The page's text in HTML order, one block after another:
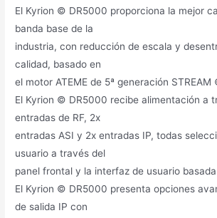
El Kyrion © DR5000 proporciona la mejor
banda base de la
industria, con reducción de escala y
calidad, basado en
el motor ATEME de 5ª generación STREAM
El Kyrion © DR5000 recibe alimentación a
entradas de RF, 2x
entradas ASI y 2x entradas IP, todas
usuario a través del
panel frontal y la interfaz de usuario
El Kyrion © DR5000 presenta opciones
de salida IP con